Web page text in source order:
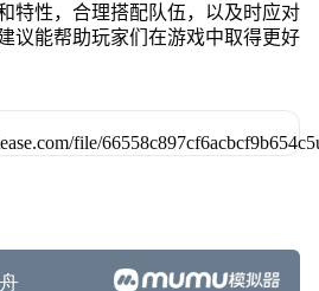
特性，合理搭配队伍，以及时应对
议能帮助玩家们在游戏中取得更好